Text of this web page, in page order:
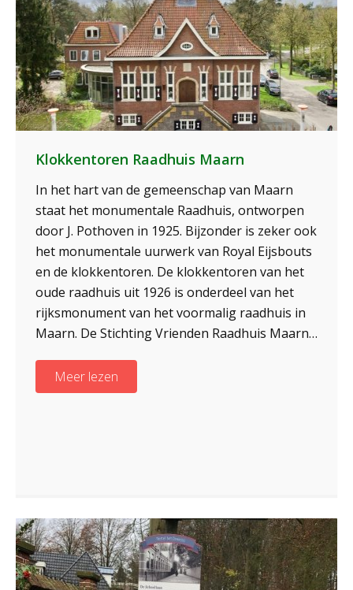
Klokkentoren Raadhuis Maarn
In het hart van de gemeenschap van Maarn
staat het monumentale Raadhuis, ontworpen
door J. Pothoven in 1925. Bijzonder is zeker ook
het monumentale uurwerk van Royal Eijsbouts
en de klokkentoren. De klokkentoren van het
oude raadhuis uit 1926 is onderdeel van het
rijksmonument van het voormalig raadhuis in
Maarn. De Stichting Vrienden Raadhuis Maarn…
Meer lezen